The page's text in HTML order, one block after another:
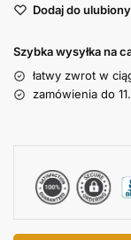
Dodaj do
Szybka wysyłka na
łatwy zwrot w
zamówienia do